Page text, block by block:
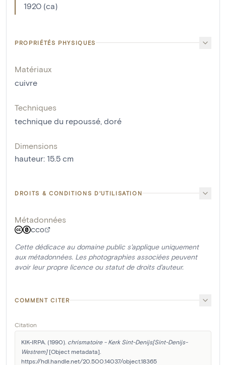
1920 (ca)
PROPRIÉTÉS PHYSIQUES
Matériaux
cuivre
Techniques
technique du repoussé, doré
Dimensions
hauteur: 15.5 cm
DROITS & CONDITIONS D'UTILISATION
Métadonnées
CC0
Cette dédicace au domaine public s'applique uniquement
aux métadonnées. Les photographies associées peuvent
avoir leur propre licence ou statut de droits d'auteur.
COMMENT CITER
Citation
KIK-IRPA. (1990). chrismatoire - Kerk Sint-Denijs[Sint-Denijs-
Westrem] [Object metadata].
https://hdl.handle.net/20.500.14037/object.18365